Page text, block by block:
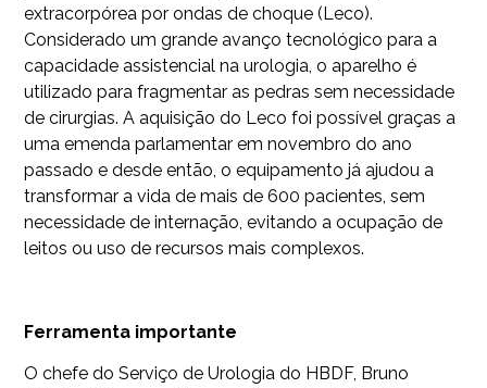
extracorpórea por ondas de choque (Leco).
Considerado um grande avanço tecnológico para a
capacidade assistencial na urologia, o aparelho é
utilizado para fragmentar as pedras sem necessidade
de cirurgias. A aquisição do Leco foi possível graças a
uma emenda parlamentar em novembro do ano
passado e desde então, o equipamento já ajudou a
transformar a vida de mais de 600 pacientes, sem
necessidade de internação, evitando a ocupação de
leitos ou uso de recursos mais complexos.
Ferramenta importante
O chefe do Serviço de Urologia do HBDF, Bruno